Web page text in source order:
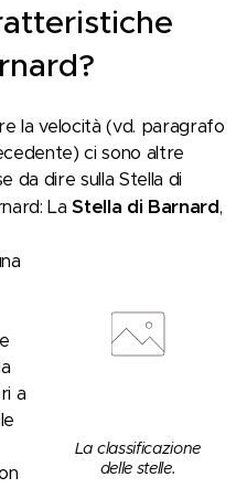
La classificazione
delle stelle.
la velocità (vd. paragrafo
ci sono altre
da dire sulla Stella di
LaStella di Barnard,
a